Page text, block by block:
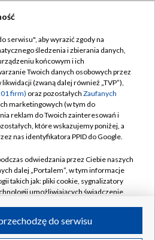
TVP
TVP
prywatności
Moje zgody
Pomoc
Kontakt
Kanały
serwisu", aby wyrazić zgody na
śledzenia i zbierania danych,
końcowym i ich
Twoich danych osobowych przez
(zwaną dalej również „TVP”),
firm) oraz pozostałych Zaufanych
marketingowych (w tym do
reklam do Twoich zainteresowań i
które wskazujemy poniżej, a
nas identyfikatora PPID do Google.
odwiedzania przez Ciebie naszych
dalej „Portalem”, w tym informacje
takich jak: pliki cookie, sygnalizatory
umożliwiających świadczenie
do serwisu